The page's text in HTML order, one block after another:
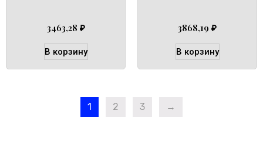
3463,28 ₽
В корзину
3868,19 ₽
В корзину
1 2 3 →